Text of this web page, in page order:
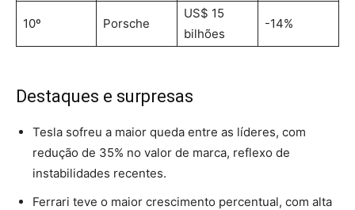
10º Porsche
US$ 15
bilhões
-14%
Destaques e surpresas
Tesla sofreu a maior queda entre as líderes, com
redução de 35% no valor de marca, reflexo de
instabilidades recentes.
Ferrari teve o maior crescimento percentual, com alta